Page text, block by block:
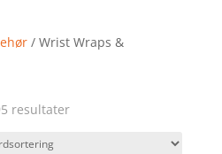
/ Wrist Wraps &
resultater